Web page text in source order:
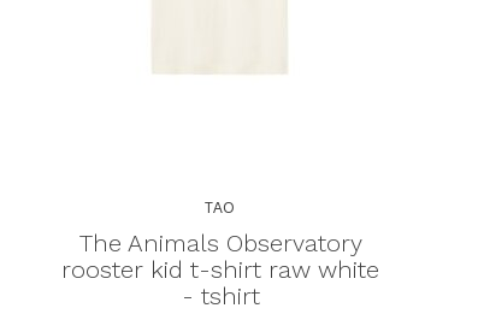
TAO
The Animals Observatory
rooster kid t-shirt raw white
- tshirt